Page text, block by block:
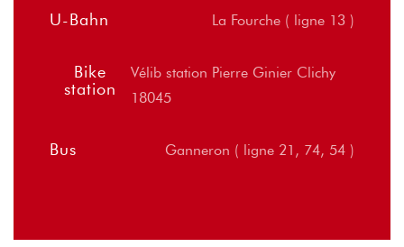
U-Bahn La Fourche ( ligne 13 )
Bike
station
Vélib station Pierre Ginier Clichy
18045
Bus Ganneron ( ligne 21, 74, 54 )